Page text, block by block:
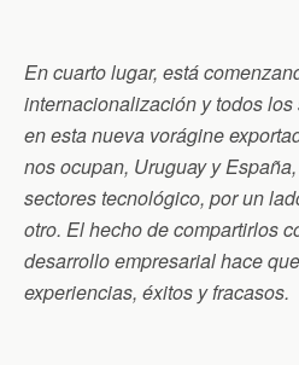
En cuarto lugar, está
internacionalización y todos
en esta nueva vorágine
nos ocupan, Uruguay y
sectores tecnológico, por un
otro. El hecho de compartirlos
desarrollo empresarial hace
experiencias, éxitos y fracasos.